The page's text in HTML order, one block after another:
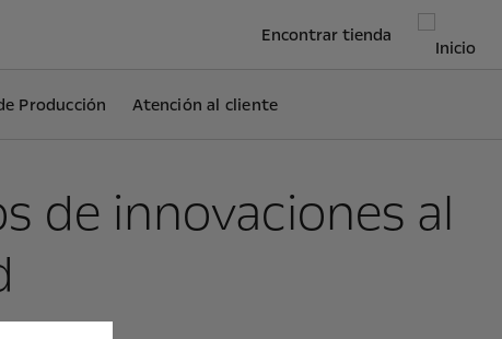
Encontrar tienda
Producción Atención al cliente
de innovaciones al